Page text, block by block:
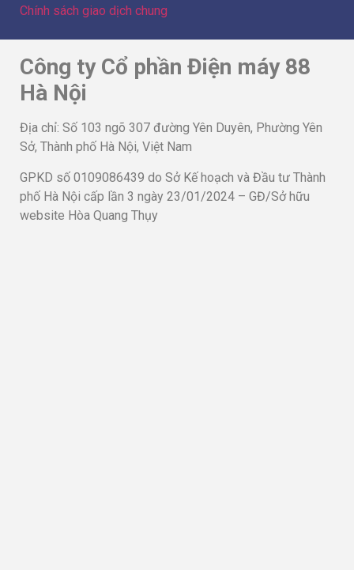
Chính sách giao dịch chung
Công ty Cổ phần Điện máy 88
Hà Nội
Địa chỉ: Số 103 ngõ 307 đường Yên Duyên, Phường Yên
Sở, Thành phố Hà Nội, Việt Nam
GPKD số 0109086439 do Sở Kế hoạch và Đầu tư Thành
phố Hà Nội cấp lần 3 ngày 23/01/2024 – GĐ/Sở hữu
website Hòa Quang Thụy